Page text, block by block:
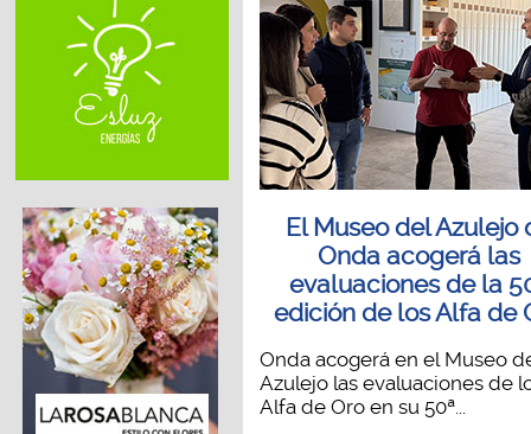
El Museo del Azulejo
Onda acogerá las
evaluaciones de la
edición de los Alfa de
Onda acogerá en el Museo
Azulejo las evaluaciones de
Alfa de Oro en su 50ª...